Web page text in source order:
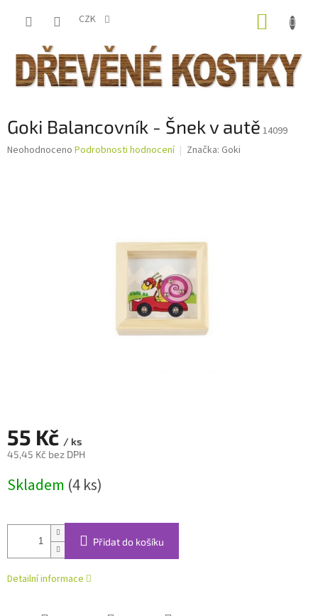
CZK
Goki Balancovník - Šnek v autě 14099
Průměrné
Neohodnoceno Podrobnosti hodnocení Značka: Goki
55 Kč / ks
45,45 Kč bez DPH
cena:
Skladem (4 ks)
Přidat do košíku
Detailní informace